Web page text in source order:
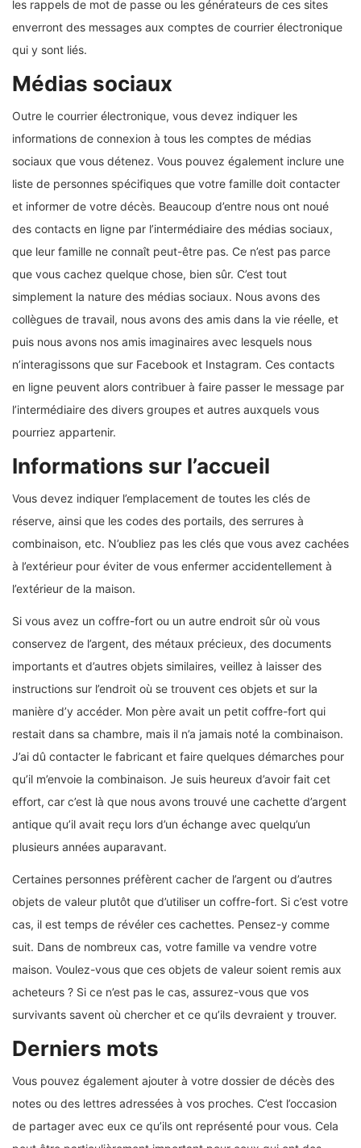
les rappels de mot de passe ou les générateurs de ces sites
enverront des messages aux comptes de courrier électronique
qui y sont liés.
Médias sociaux
Outre le courrier électronique, vous devez indiquer les
informations de connexion à tous les comptes de médias
sociaux que vous détenez. Vous pouvez également inclure une
liste de personnes spécifiques que votre famille doit contacter
et informer de votre décès. Beaucoup d’entre nous ont noué
des contacts en ligne par l’intermédiaire des médias sociaux,
que leur famille ne connaît peut-être pas. Ce n’est pas parce
que vous cachez quelque chose, bien sûr. C’est tout
simplement la nature des médias sociaux. Nous avons des
collègues de travail, nous avons des amis dans la vie réelle, et
puis nous avons nos amis imaginaires avec lesquels nous
n’interagissons que sur Facebook et Instagram. Ces contacts
en ligne peuvent alors contribuer à faire passer le message par
l’intermédiaire des divers groupes et autres auxquels vous
pourriez appartenir.
Informations sur l’accueil
Vous devez indiquer l’emplacement de toutes les clés de
réserve, ainsi que les codes des portails, des serrures à
combinaison, etc. N’oubliez pas les clés que vous avez cachées
à l’extérieur pour éviter de vous enfermer accidentellement à
l’extérieur de la maison.
Si vous avez un coffre-fort ou un autre endroit sûr où vous
conservez de l’argent, des métaux précieux, des documents
importants et d’autres objets similaires, veillez à laisser des
instructions sur l’endroit où se trouvent ces objets et sur la
manière d’y accéder. Mon père avait un petit coffre-fort qui
restait dans sa chambre, mais il n’a jamais noté la combinaison.
J’ai dû contacter le fabricant et faire quelques démarches pour
qu’il m’envoie la combinaison. Je suis heureux d’avoir fait cet
effort, car c’est là que nous avons trouvé une cachette d’argent
antique qu’il avait reçu lors d’un échange avec quelqu’un
plusieurs années auparavant.
Certaines personnes préfèrent cacher de l’argent ou d’autres
objets de valeur plutôt que d’utiliser un coffre-fort. Si c’est votre
cas, il est temps de révéler ces cachettes. Pensez-y comme
suit. Dans de nombreux cas, votre famille va vendre votre
maison. Voulez-vous que ces objets de valeur soient remis aux
acheteurs ? Si ce n’est pas le cas, assurez-vous que vos
survivants savent où chercher et ce qu’ils devraient y trouver.
Derniers mots
Vous pouvez également ajouter à votre dossier de décès des
notes ou des lettres adressées à vos proches. C’est l’occasion
de partager avec eux ce qu’ils ont représenté pour vous. Cela